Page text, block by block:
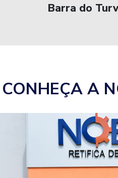
Barra do
CONHEÇA A